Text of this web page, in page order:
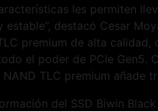
les permiten
estable”, destacó Cesar
premium de alta
el poder de PCIe Gen5.
NAND TLC premium añade
del SSD Biwin Black